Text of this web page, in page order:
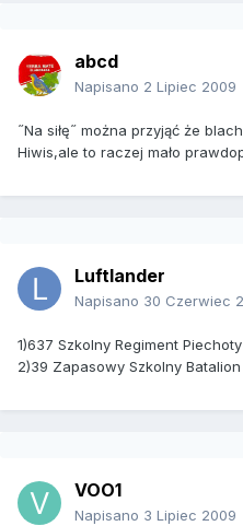
abcd
Napisano 2 Lipiec 2009
˝Na siłę˝ można przyjąć że
Hiwis,ale to raczej mało
Luftlander
Napisano 30 Czerwiec
1)637 Szkolny Regiment Piechoty
2)39 Zapasowy Szkolny
VOO1
Napisano 3 Lipiec 2009